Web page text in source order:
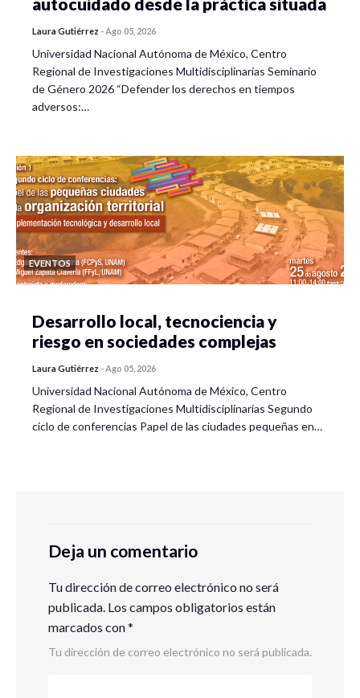
Laura Gutiérrez -Ago 05, 2026
Universidad Nacional Autónoma de México, Centro
Regional de Investigaciones Multidisciplinarias Seminario
de Género 2026 “Defender los derechos en tiempos
adversos:…
EVENTOS
Desarrollo local, tecnociencia y
riesgo en sociedades complejas
Laura Gutiérrez -Ago 05, 2026
Universidad Nacional Autónoma de México, Centro
Regional de Investigaciones Multidisciplinarias Segundo
ciclo de conferencias Papel de las ciudades pequeñas en…
Deja un comentario
Tu dirección de correo electrónico no será
publicada. Los campos obligatorios están
marcados con*
Tu dirección de correo electrónico no será publicada.